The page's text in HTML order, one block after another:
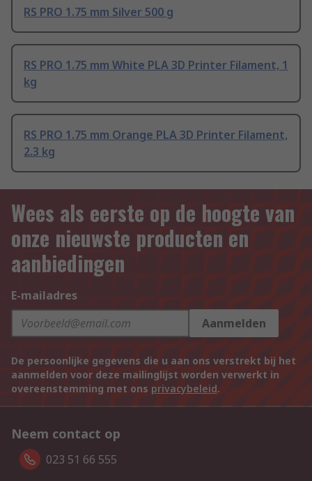
RS PRO 1.75 mm Silver 500 g
RS PRO 1.75 mm White PLA 3D Printer Filament, 1
kg
RS PRO 1.75 mm Orange PLA 3D Printer Filament,
2.3 kg
Wees als eerste op de hoogte van
onze nieuwste producten en
aanbiedingen
E-mailadres
Aanmelden
De persoonlijke gegevens die u aan ons verstrekt bij het
aanmelden voor deze mailinglijst worden verwerkt in
overeenstemming met ons privacybeleid.
Neem contact op
023 51 66 555